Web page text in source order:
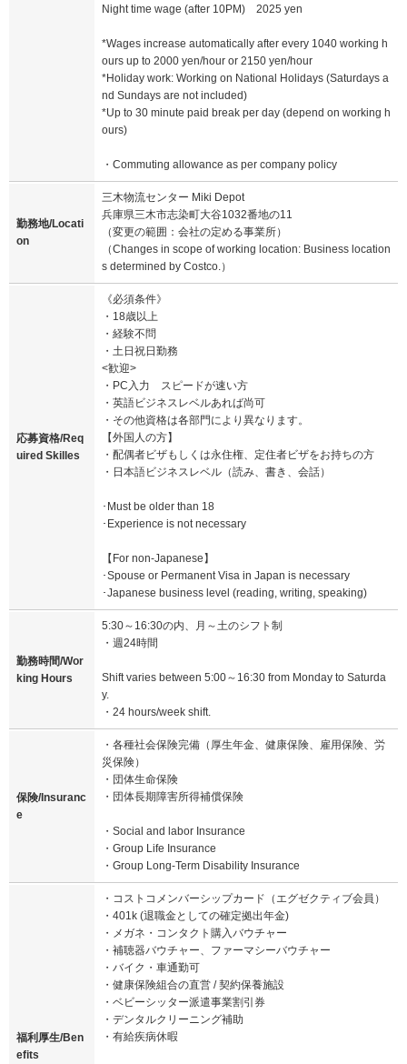
Night time wage (after 10PM) 2025 yen
*Wages increase automatically after every 1040 working h
ours up to 2000 yen/hour or 2150 yen/hour
*Holiday work: Working on National Holidays (Saturdays a
nd Sundays are not included)
*Up to 30 minute paid break per day (depend on working h
ours)
・Commuting allowance as per company policy
勤務地/Locati
on
三木物流センター Miki Depot
兵庫県三木市志染町大谷1032番地の11
（変更の範囲：会社の定める事業所）
（Changes in scope of working location: Business location
s determined by Costco.）
応募資格/Req
uired Skilles
《必須条件》
・18歳以上
・経験不問
・土日祝日勤務
<歓迎>
・PC入力 スピードが速い方
・英語ビジネスレベルあれば尚可
・その他資格は各部門により異なります。
【外国人の方】
・配偶者ビザもしくは永住権、定住者ビザをお持ちの方
・日本語ビジネスレベル（読み、書き、会話）
･Must be older than 18
･Experience is not necessary
【For non-Japanese】
･Spouse or Permanent Visa in Japan is necessary
･Japanese business level (reading, writing, speaking)
勤務時間/Wor
king Hours
5:30～16:30の内、月～土のシフト制
・週24時間
Shift varies between 5:00～16:30 from Monday to Saturda
y.
・24 hours/week shift.
保険/Insuranc
e
・各種社会保険完備（厚生年金、健康保険、雇用保険、労
災保険）
・団体生命保険
・団体長期障害所得補償保険
・Social and labor Insurance
・Group Life Insurance
・Group Long-Term Disability Insurance
福利厚生/Ben
efits
・コストコメンバーシップカード（エグゼクティブ会員）
・401k (退職金としての確定拠出年金)
・メガネ・コンタクト購入バウチャー
・補聴器バウチャー、ファーマシーバウチャー
・バイク・車通勤可
・健康保険組合の直営 / 契約保養施設
・ベビーシッター派遣事業割引券
・デンタルクリーニング補助
・有給疾病休暇